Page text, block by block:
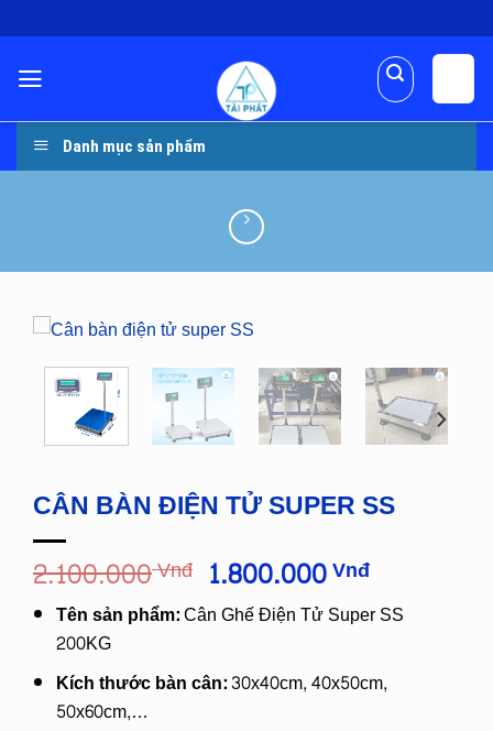
to
content
Danh mục sản phẩm
CÂN BÀN ĐIỆN TỬ SUPER SS
2.100.000Vnđ Giá
gốc
là:
Vnđ.
1.800.000VnđGiá
hiện
tại
1.800.000
Vnđ.
Tên sản phẩm:Cân Ghế Điện Tử Super SS
200KG
Kích thước bàn cân:30x40cm, 40x50cm,
50x60cm,…